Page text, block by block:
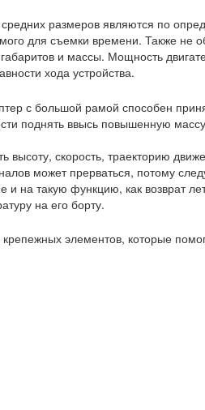
размеров являются по
для съемки времени. Также не
и массы. Мощность
хода устройства.
с большой рамой способен
поднять ввысь повышенную
высоту, скорость, траекторию
может прерваться, потому
на такую функцию, как возврат
на его борту.
элементов, которые